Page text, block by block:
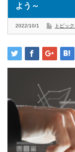
よう～
2022/10/1 トピック